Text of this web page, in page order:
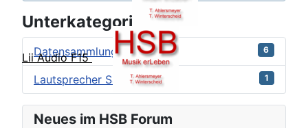
Lii Audio F15
Neues im HSB Forum
Unterkategorien
Datensammlungen 6
Lautsprecher Sammlungen 1